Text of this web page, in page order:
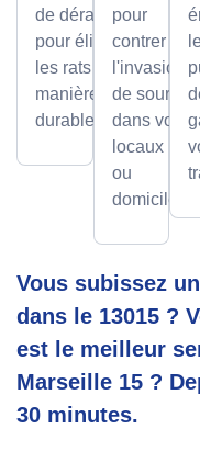
de dératisation
pour éliminer
les rats de
manière sûre et
durable.
pour
contrer
l'invasion
de souris
dans vos
locaux
ou
domicile.
Vous subissez
dans le 13015 ?
est le meilleur
Marseille 15 ?
30 minutes.